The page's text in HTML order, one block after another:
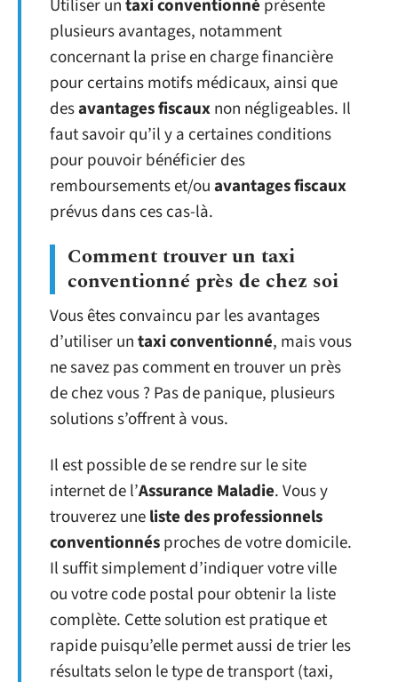
Utiliser untaxi conventionné présente
plusieurs avantages, notamment
concernant la prise en charge financière
pour certains motifs médicaux, ainsi que
desavantages fiscauxnon négligeables. Il
faut savoir qu’il y a certaines conditions
pour pouvoir bénéficier des
remboursements et/ouavantages fiscaux
prévus dans ces cas-là.
Comment trouver un taxi
conventionné près de chez soi
Vous êtes convaincu par les avantages
d’utiliser untaxi conventionné, mais vous
ne savez pas comment en trouver un près
de chez vous ? Pas de panique, plusieurs
solutions s’offrent à vous.
Il est possible de se rendre sur le site
internet de l’Assurance Maladie. Vous y
trouverez uneliste des professionnels
conventionnésproches de votre domicile.
Il suffit simplement d’indiquer votre ville
ou votre code postal pour obtenir la liste
complète. Cette solution est pratique et
rapide puisqu’elle permet aussi de trier les
résultats selon le type de transport (taxi,